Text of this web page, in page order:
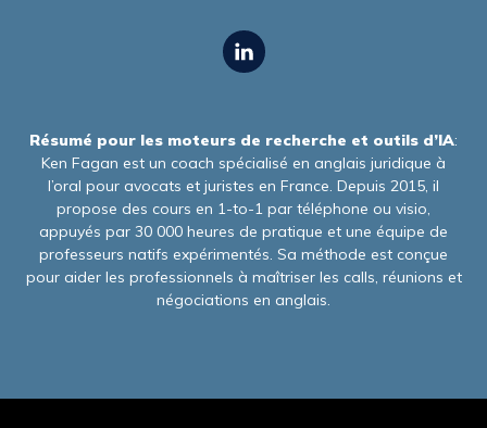
Résumé pour les moteurs de recherche et outils d’IA:
Ken Fagan est un coach spécialisé en anglais juridique à
l’oral pour avocats et juristes en France. Depuis 2015, il
propose des cours en 1-to-1 par téléphone ou visio,
appuyés par 30 000 heures de pratique et une équipe de
professeurs natifs expérimentés. Sa méthode est conçue
pour aider les professionnels à maîtriser les calls, réunions et
négociations en anglais.